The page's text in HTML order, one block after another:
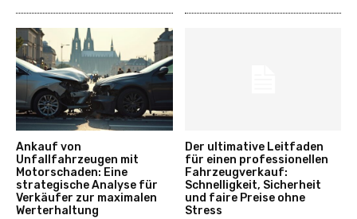
Ankauf von
Unfallfahrzeugen mit
Motorschaden: Eine
strategische Analyse für
Verkäufer zur maximalen
Werterhaltung
Der ultimative Leitfaden
für einen professionellen
Fahrzeugverkauf:
Schnelligkeit, Sicherheit
und faire Preise ohne
Stress